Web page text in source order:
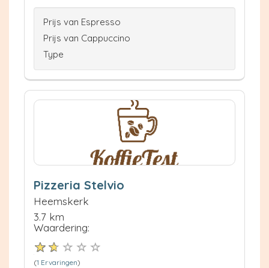
Prijs van Espresso
Prijs van Cappuccino
Type
Pizzeria Stelvio
Heemskerk
3.7 km
Waardering:
(1 Ervaringen)